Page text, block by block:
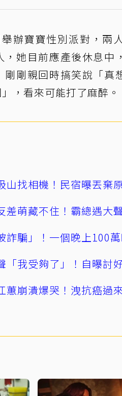
辦寶寶性別派對，兩
，她目前應產後休息
剛親回時搞笑說「真
，看來可能打了麻醉。
山找相機！民宿曝丟棄
差萌藏不住！霸總遇大
詐騙」！一個晚上100
「我受夠了」！自曝討
蕙崩潰爆哭！洩抗癌過